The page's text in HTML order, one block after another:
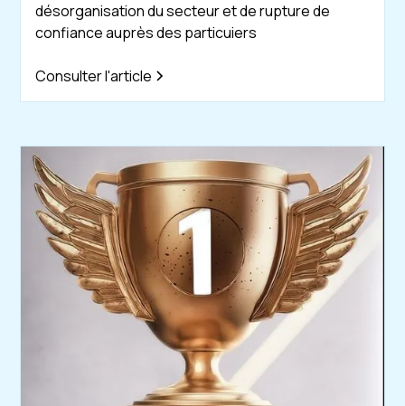
désorganisation du secteur et de rupture de
confiance auprès des particuiers
Consulter l'article